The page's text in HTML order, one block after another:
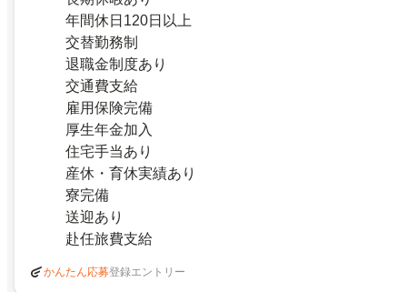
年間休日120日以上
交替勤務制
退職金制度あり
交通費支給
雇用保険完備
厚生年金加入
住宅手当あり
産休・育休実績あり
寮完備
送迎あり
赴任旅費支給
かんたん応募登録エントリー